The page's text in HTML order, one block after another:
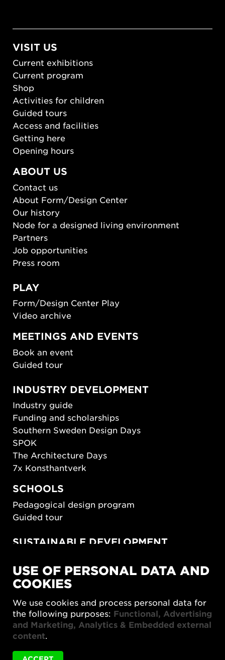
VISIT US
Current exhibitions
Current program
Shop
Activities for children
Guided tours
Access and facilities
Getting here
Opening hours
ABOUT US
Contact us
About Form/Design Center
Our history
Node for a designed living environment
Partners
Job opportunities
Press room
PLAY
Form/Design Center Play
Video archive
MEETINGS AND EVENTS
Book an event
Guided tour
INDUSTRY DEVELOPMENT
Industry guide
Funding and scholarships
Southern Sweden Design Days
SPOK
The Architecture Days
7x Konsthantverk
SCHOOLS
Pedagogical design program
Guided tour
SUSTAINABLE DEVELOPMENT
SUSTAINORDIC
Share Future Living
What Matter_s
USE OF PERSONAL DATA AND
COOKIES
We use cookies and process personal data for
the following purposes: Functional, Advertising
and Marketing, Analytics & Embedded external
content.